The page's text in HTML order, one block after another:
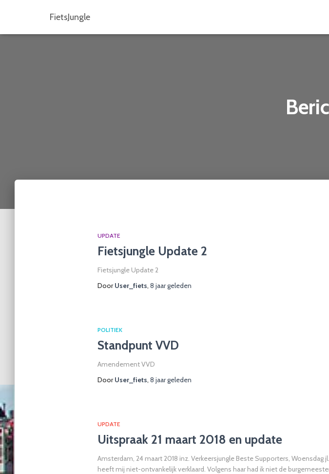
FietsJungle
UPDATE
Fietsjungle Update 2
Fietsjungle Update 2
DoorUser_fiets, 8 jaargeleden
POLITIEK
Standpunt VVD
Amendement VVD
DoorUser_fiets, 8 jaargeleden
UPDATE
Uitspraak 21 maart 2018 en update
Amsterdam, 24 maart 2018 inz. Verkeersjungle Beste Supporters,
heeft mij niet-ontvankelijk verklaard. Volgens haar had ik niet de